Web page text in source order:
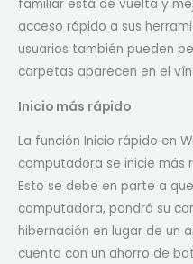
familiar está de vuelta y
acceso rápido a sus
usuarios también pueden
carpetas aparecen en el
Inicio más rápido
La función Inicio rápido en
computadora se inicie más
Esto se debe en parte a
computadora, pondrá su
hibernación en lugar de un
cuenta con un ahorro de